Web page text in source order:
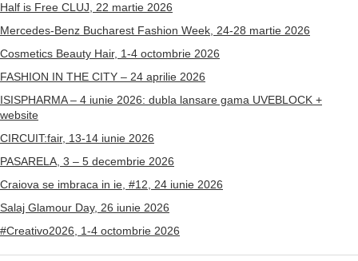
Half is Free CLUJ, 22 martie 2026
Mercedes-Benz Bucharest Fashion Week, 24-28 martie 2026
Cosmetics Beauty Hair, 1-4 octombrie 2026
FASHION IN THE CITY – 24 aprilie 2026
ISISPHARMA – 4 iunie 2026: dubla lansare gama UVEBLOCK +
website
CIRCUIT:fair, 13-14 iunie 2026
PASARELA, 3 – 5 decembrie 2026
Craiova se imbraca in ie, #12, 24 iunie 2026
Salaj Glamour Day, 26 iunie 2026
#Creativo2026, 1-4 octombrie 2026